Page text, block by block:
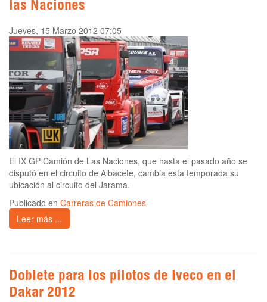
las Naciones
Jueves, 15 Marzo 2012 07:05
El IX GP Camión de Las Naciones, que hasta el pasado año se
disputó en el circuito de Albacete, cambia esta temporada su
ubicación al circuito del Jarama.
Publicado en Carreras de Camiones
Leer más ...
Doblete para los pilotos de Iveco en el
Dakar 2012